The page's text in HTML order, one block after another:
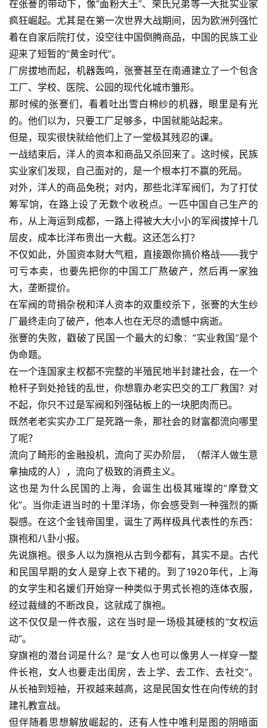
登录 注册
在张謇的带动下，像“面粉大王”、荣氏兄弟等一大批实业家
疯狂崛起。尤其是在第一次世界大战期间，因为欧洲列强忙
着在自家后院打仗，没空往中国倒腾商品，中国的民族工业
迎来了短暂的“黄金时代”。
厂房拔地而起，机器轰鸣，张謇甚至在南通建立了一个包含
工厂、学校、医院、公园的现代化城市雏形。
那时候的张謇们，看着吐出雪白棉纱的机器，眼里是有光
的。他们以为，只要工厂足够多，中国就能站起来。
但是，现实很快就给他们上了一堂极其残忍的课。
一战结束后，洋人的资本和商品又杀回来了。这时候，民族
实业家们发现，自己面对的，是一个根本打不赢的死局。
对外，洋人的商品免税；对内，那些北洋军阀们，为了打仗
筹军饷，在路上设了无数个收税点。一匹中国自己生产的
布，从上海运到成都，一路上得被大大小小的军阀拔掉十几
层皮，成本比洋布贵出一大截。这还怎么打？
不仅如此，外国资本财大气粗，直接跟你搞价格战——我宁
可亏本卖，也要先把你的中国工厂熬破产，然后再一家独
大，垄断提价。
在军阀的苛捐杂税和洋人资本的双重绞杀下，张謇的大生纱
厂最终走向了破产，他本人也在无尽的遗憾中病逝。
张謇的失败，戳破了民国一个最大的幻象：“实业救国”是个
伪命题。
在一个连国家主权都不完整的半殖民地半封建社会，在一个
枪杆子到处抢钱的乱世，你想靠办老实巴交的工厂救国？对
不起，你只不过是军阀和列强砧板上的一块肥肉而已。
既然老老实实办工厂是死路一条，那社会的财富都流向哪里
了呢？
流向了畸形的金融投机，流向了买办阶层，（帮洋人做生意
拿抽成的人），流向了极致的消费主义。
这也是为什么民国的上海，会诞生出极其璀璨的“摩登文
化”。当你走进当时的十里洋场，你会感受到一种强烈的撕
裂感。在这个金钱帝国里，诞生了两样极具代表性的东西：
旗袍和八卦小报。
先说旗袍。很多人以为旗袍从古到今都有，其实不是。古代
和民国早期的女人是穿上衣下裙的。到了1920年代，上海
的女学生和名媛们开始穿一种类似于男式长袍的连体衣服，
经过裁缝的不断改良，这就成了旗袍。
这不仅仅是一件衣服，这在当时是一场极其硬核的“女权运
动”。
穿旗袍的潜台词是什么？是“女人也可以像男人一样穿一整
件长袍，女人也要走出闺房，去上学、去工作、去社交”。
从长袖到短袖，开衩越来越高，这是民国女性在向传统的封
建礼教宣战。
但伴随着思想解放崛起的，还有人性中唯利是图的阴暗面